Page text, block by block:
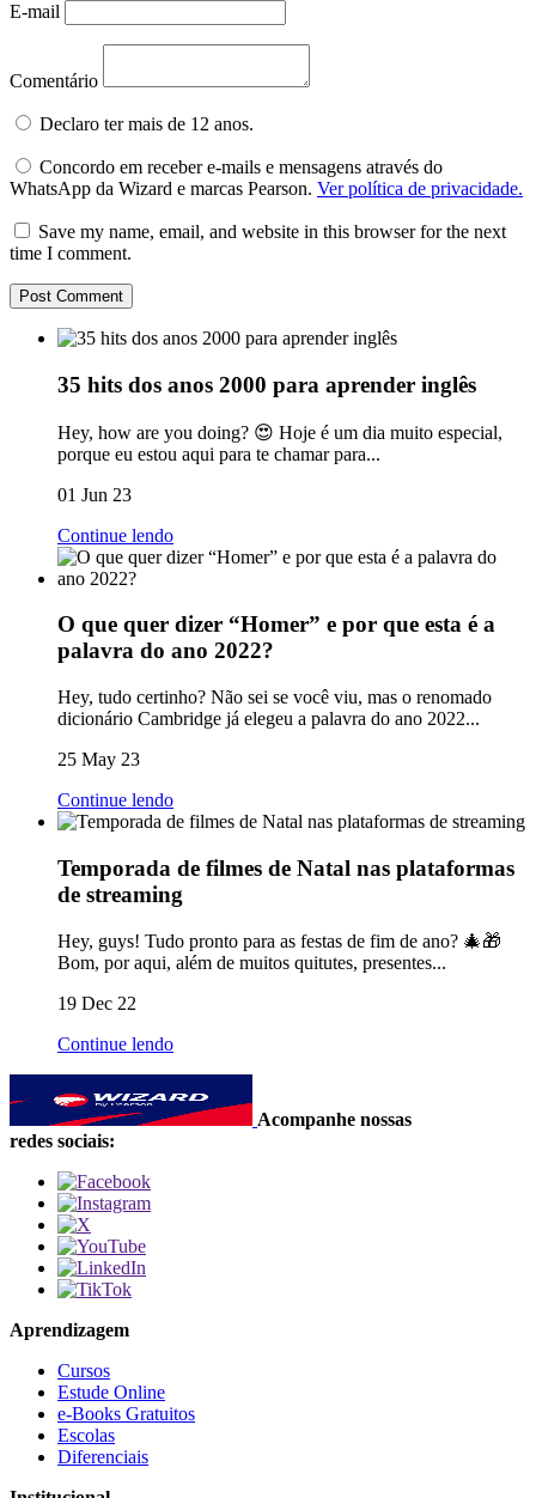
E-mail
Comentário
Declaro ter mais de 12 anos.
Concordo em receber e-mails e mensagens através do
WhatsApp da Wizard e marcas Pearson. Ver política de privacidade.
Save my name, email, and website in this browser for the next
time I comment.
35 hits dos anos 2000 para aprender inglês
Hey, how are you doing? 😍 Hoje é um dia muito especial,
porque eu estou aqui para te chamar para...
01 Jun 23
Continue lendo
O que quer dizer “Homer” e por que esta é a
palavra do ano 2022?
Hey, tudo certinho? Não sei se você viu, mas o renomado
dicionário Cambridge já elegeu a palavra do ano 2022...
25 May 23
Continue lendo
Temporada de filmes de Natal nas plataformas
de streaming
Hey, guys! Tudo pronto para as festas de fim de ano? 🎄🎁
Bom, por aqui, além de muitos quitutes, presentes...
19 Dec 22
Continue lendo
Acompanhe nossas
redes sociais:
Aprendizagem
Cursos
Estude Online
e-Books Gratuitos
Escolas
Diferenciais